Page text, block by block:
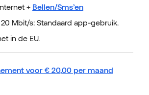
+ Bellen/Sms’en
Mbit/s: Standaard app-gebruik.
in de EU.
voor € 20,00 per maand